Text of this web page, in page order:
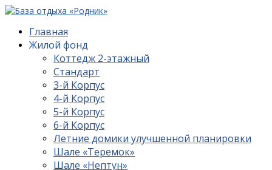
Главная
Жилой фонд
Коттедж 2-этажный
Стандарт
3-й Корпус
4-й Корпус
5-й Корпус
6-й Корпус
Летние домики улучшенной планировки
Шале «Теремок»
Шале «Нептун»